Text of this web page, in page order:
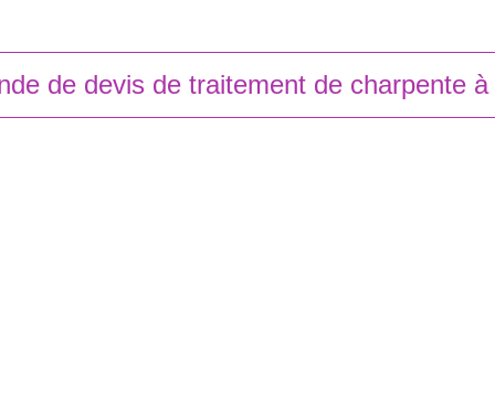
de devis de traitement de charpente